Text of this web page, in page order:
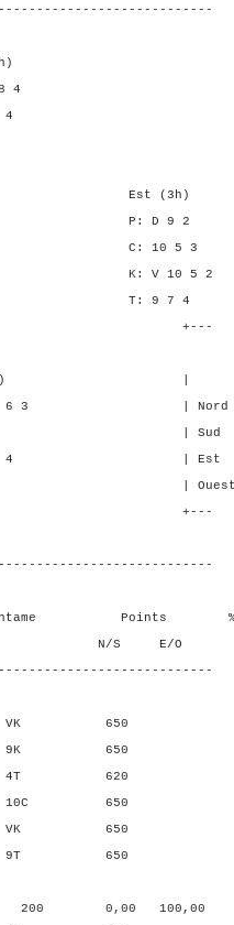
8 4
4
R
2
Est (3h)
D 9
2 C: 10
V 10
6 T: 9
| SA P
| Nord 5 6
5 6 2
| Est - -
Ouest - -
Points %
E/O N/
VK 650
9K 650
4T 620
10C 650
VK 650
9T 650
0,00 100,00